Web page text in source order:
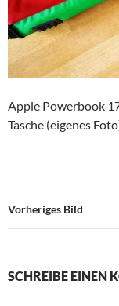
Apple Powerbook
Tasche (eigenes
Vorheriges Bild
SCHREIBE EINEN